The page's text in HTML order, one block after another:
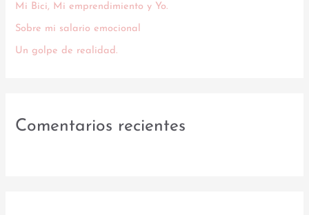
p
o
r
Mi Bici, Mi emprendimiento y Yo.
Sobre mi salario emocional
Un golpe de realidad.
Comentarios recientes